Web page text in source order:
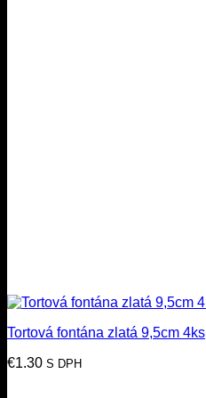
Tortová fontána zlatá 9,5cm 4ks
€1.30 S DPH